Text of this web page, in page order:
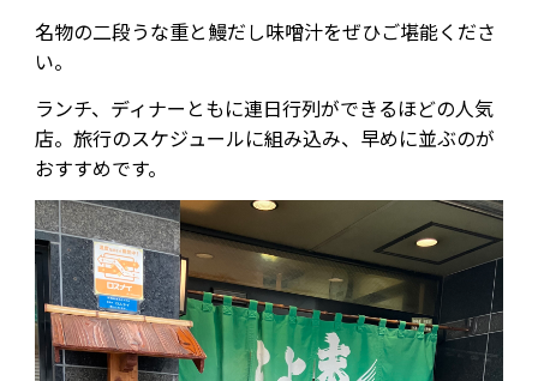
名物の二段うな重と鰻だし味噌汁をぜひご堪能くださ
い。
ランチ、ディナーともに連日行列ができるほどの人気
店。旅行のスケジュールに組み込み、早めに並ぶのが
おすすめです。